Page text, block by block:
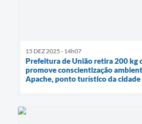
15 DEZ 2025 - 14h07
Prefeitura de União retira 200 kg
promove conscientização
Apache, ponto turístico da cidade